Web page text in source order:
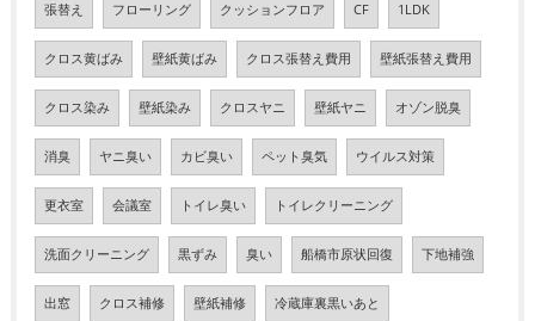
張替え フローリング クッションフロア CF 1LDK
クロス黄ばみ 壁紙黄ばみ クロス張替え費用 壁紙張替え費用
クロス染み 壁紙染み クロスヤニ 壁紙ヤニ オゾン脱臭
消臭 ヤニ臭い カビ臭い ペット臭気 ウイルス対策
更衣室 会議室 トイレ臭い トイレクリーニング
洗面クリーニング 黒ずみ 臭い 船橋市原状回復 下地補強
出窓 クロス補修 壁紙補修 冷蔵庫裏黒いあと